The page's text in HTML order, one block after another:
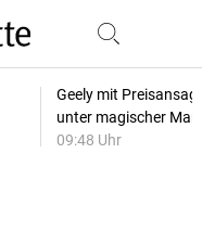
Geely mit
unter magischer
09:48 Uhr